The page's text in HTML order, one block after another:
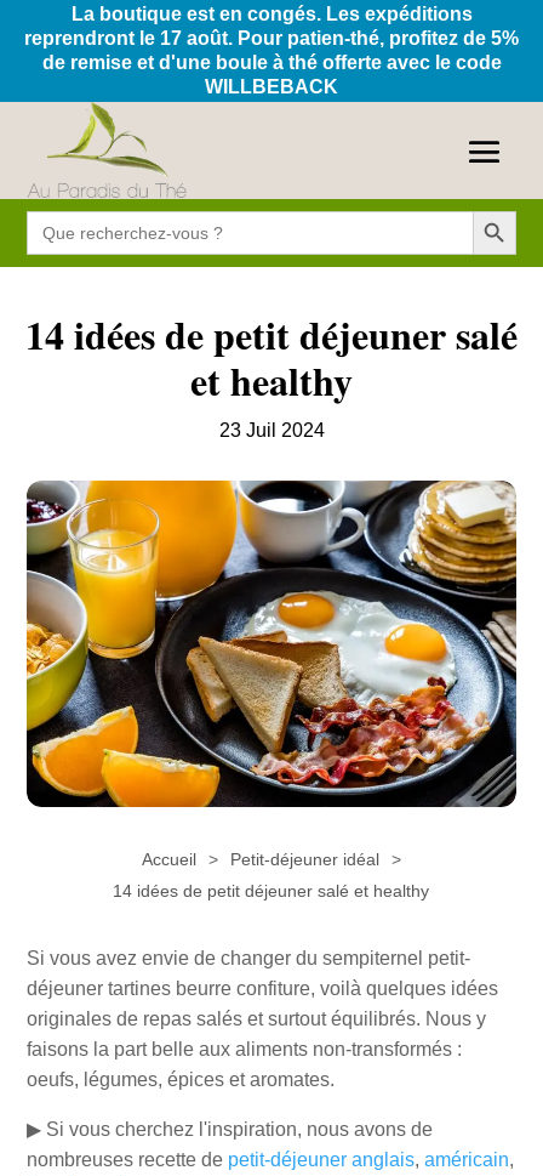
La boutique est en congés. Les expéditions
reprendront le 17 août. Pour patien-thé, profitez de 5%
de remise et d'une boule à thé offerte avec le code
WILLBEBACK
Search
for:
Search Button
14 idées de petit déjeuner salé
et healthy
23 Juil 2024
Accueil
Petit-déjeuner idéal
14 idées de petit déjeuner salé et healthy
Si vous avez envie de changer du sempiternel petit-
déjeuner tartines beurre confiture, voilà quelques idées
originales de repas salés et surtout équilibrés. Nous y
faisons la part belle aux aliments non-transformés :
oeufs, légumes, épices et aromates.
▶ Si vous cherchez l'inspiration, nous avons de
nombreuses recette de petit-déjeuner anglais, américain,